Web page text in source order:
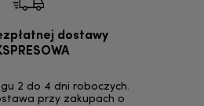
dostawy
2 do 4 dni roboczych.
przy zakupach o